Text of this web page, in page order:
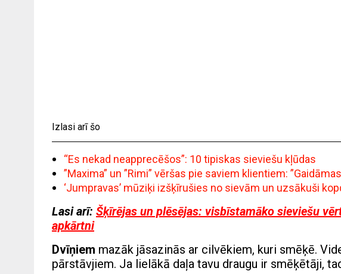
Izlasi arī šo
“Es nekad neapprecēšos”: 10 tipiskas sieviešu kļūdas
”Maxima” un ”Rimi” vēršas pie saviem klientiem:
‘Jumpravas’ mūziķi izšķīrušies no sievām un uzsākuši
Lasi arī: Šķīrējas un plēsējas: visbīstamāko sieviešu
apkārtni
Dvīņiem mazāk jāsazinās ar cilvēkiem, kuri smēķē.
pārstāvjiem. Ja lielākā daļa tavu draugu ir smēķētāji,